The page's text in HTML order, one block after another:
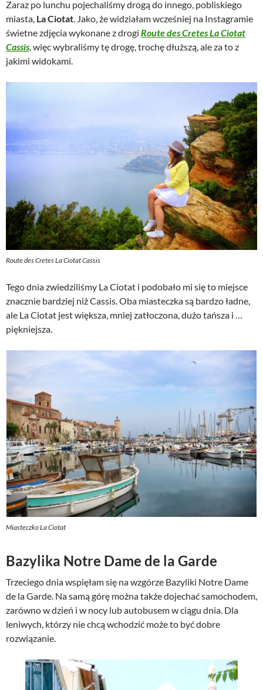
Zaraz po lunchu pojechaliśmy drogą do innego, pobliskiego
miasta, La Ciotat. Jako, że widziałam wcześniej na Instagramie
świetne zdjęcia wykonane z drogi Route des Cretes La Ciotat
Cassis, więc wybraliśmy tę drogę, trochę dłuższą, ale za to z
jakimi widokami.
Route des Cretes La Ciotat Cassis
Tego dnia zwiedziliśmy La Ciotat i podobało mi się to miejsce
znacznie bardziej niż Cassis. Oba miasteczka są bardzo ładne,
ale La Ciotat jest większa, mniej zatłoczona, dużo tańsza i …
piękniejsza.
Miasteczko La Ciotat
Bazylika Notre Dame de la Garde
Trzeciego dnia wspięłam się na wzgórze Bazyliki Notre Dame
de la Garde. Na samą górę można także dojechać samochodem,
zarówno w dzień i w nocy lub autobusem w ciągu dnia. Dla
leniwych, którzy nie chcą wchodzić może to być dobre
rozwiązanie.